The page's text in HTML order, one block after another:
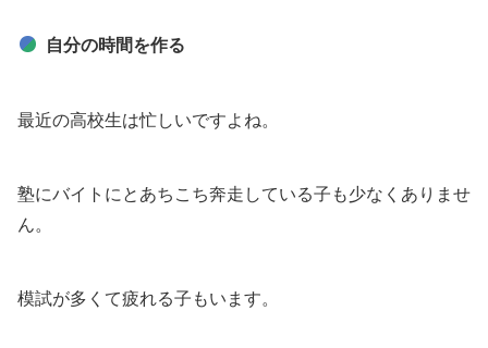
自分の時間を作る
最近の高校生は忙しいですよね。
塾にバイトにとあちこち奔走している子も少なくありませ
ん。
模試が多くて疲れる子もいます。